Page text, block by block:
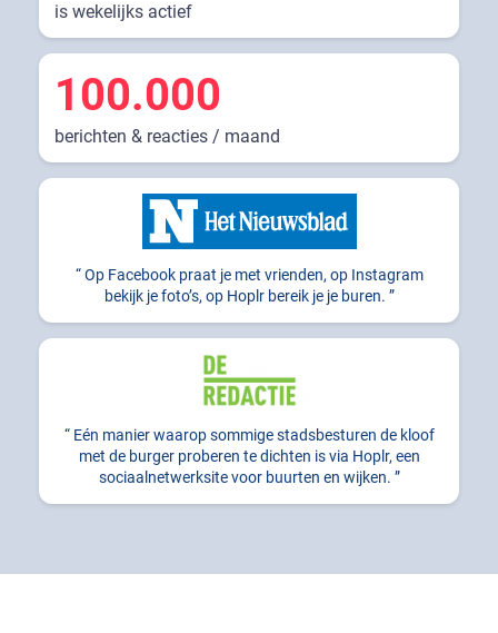
is wekelijks actief
100.000
berichten & reacties / maand
Op Facebook praat je met vrienden, op Instagram
bekijk je foto’s, op Hoplr bereik je je buren.
Eén manier waarop sommige stadsbesturen de kloof
met de burger proberen te dichten is via Hoplr, een
sociaalnetwerksite voor buurten en wijken.